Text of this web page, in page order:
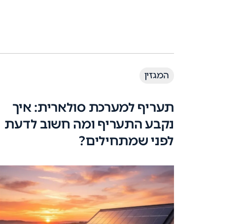
המגזין
תעריף למערכת סולארית: איך
נקבע התעריף ומה חשוב לדעת
לפני שמתחילים?